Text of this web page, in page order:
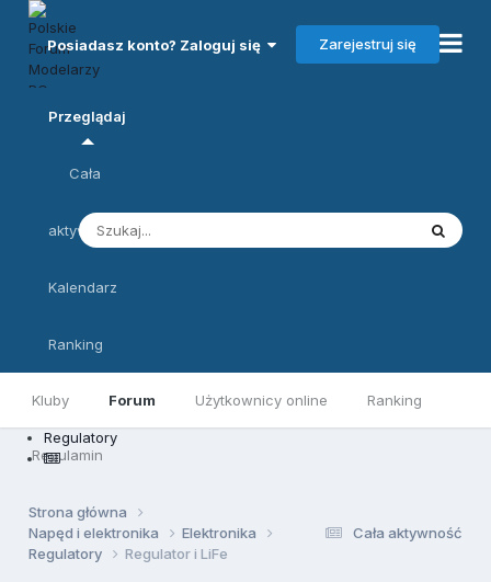
Posiadasz konto? Zaloguj się Zarejestruj się
Przeglądaj
Kluby Forum Użytkownicy online Ranking
Regulamin
Cała
aktywność
Kalendarz
Ranking
Regulatory
Cała aktywność
Strona główna
Napęd i elektronika
Elektronika
Regulatory
Regulator i LiFe